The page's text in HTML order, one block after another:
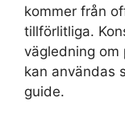
kommer från
tillförlitliga.
vägledning om
kan användas
guide.